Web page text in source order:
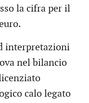
la cifra per il
interpretazioni
nel bilancio
calo legato